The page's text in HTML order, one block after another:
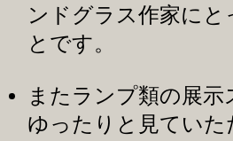
ンドグラス作家に
とです。
またランプ類の展
ゆったりと見てい